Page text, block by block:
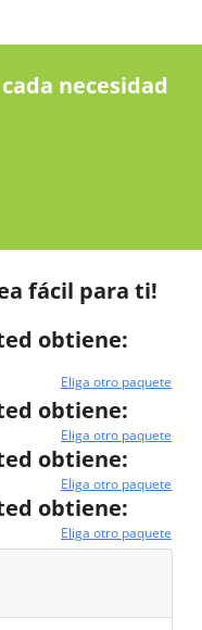
necesidad
fácil para ti!
obtiene:
Eliga otro paquete
obtiene:
Eliga otro paquete
obtiene:
Eliga otro paquete
obtiene:
Eliga otro paquete